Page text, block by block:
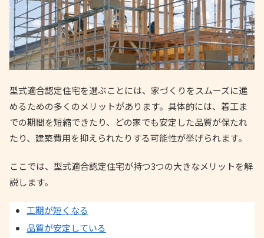
型式適合認定住宅を選ぶことには、家づくりをスムーズに進
めるための多くのメリットがあります。具体的には、着工ま
での期間を短縮できたり、どの家でも安定した品質が保たれ
たり、建築費用を抑えられたりする可能性が挙げられます。
ここでは、型式適合認定住宅が持つ3つの大きなメリットを解
説します。
工期が短くなる
品質が安定している